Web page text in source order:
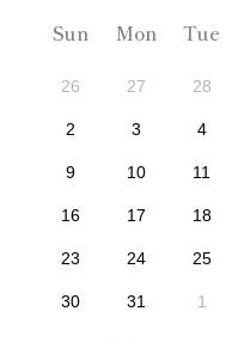
Sun Mon Tue
26 27 28
2 3 4
9 10 11
16 17 18
23 24 25
30 31 1